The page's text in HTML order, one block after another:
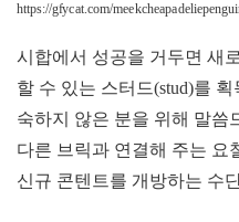
https://gfycat.com/
시합에서 성공을 거두면 새
할 수 있는 스터드(stud)를
숙하지 않은 분을 위해 말씀
다른 브릭과 연결해 주는 요
신규 콘텐트를 개방하는 수